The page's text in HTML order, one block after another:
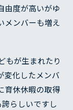
由度が高いがゆ
メンバーも増え
もが生まれたり
変化したメンバ
育休休暇の取得
らしいですし